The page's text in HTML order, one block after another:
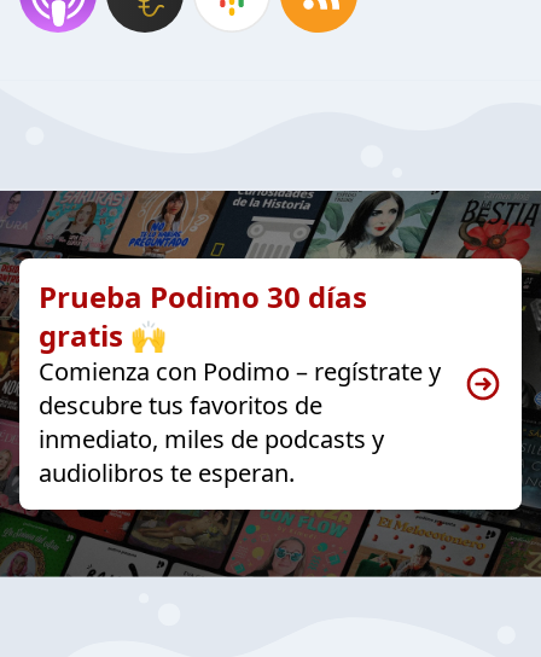
Prueba Podimo 30 días
gratis 🙌
Comienza con Podimo – regístrate y
descubre tus favoritos de
inmediato, miles de podcasts y
audiolibros te esperan.